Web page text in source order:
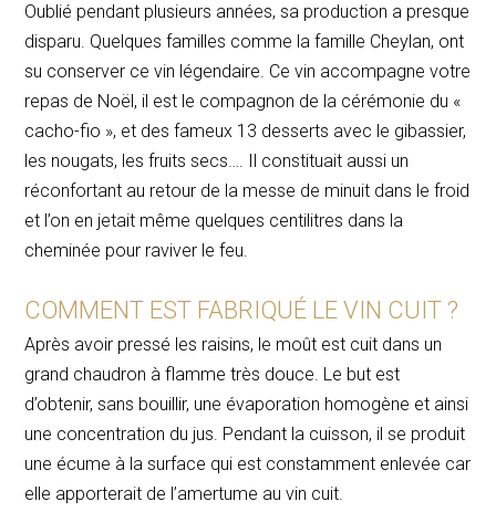
Oublié pendant plusieurs années, sa production a presque
disparu. Quelques familles comme la famille Cheylan, ont
su conserver ce vin légendaire. Ce vin accompagne votre
repas de Noël, il est le compagnon de la cérémonie du «
cacho-fio », et des fameux 13 desserts avec le gibassier,
les nougats, les fruits secs…. Il constituait aussi un
réconfortant au retour de la messe de minuit dans le froid
et l’on en jetait même quelques centilitres dans la
cheminée pour raviver le feu.
COMMENT EST FABRIQUÉ LE VIN CUIT ?
Après avoir pressé les raisins, le moût est cuit dans un
grand chaudron à flamme très douce. Le but est
d’obtenir, sans bouillir, une évaporation homogène et ainsi
une concentration du jus. Pendant la cuisson, il se produit
une écume à la surface qui est constamment enlevée car
elle apporterait de l’amertume au vin cuit.